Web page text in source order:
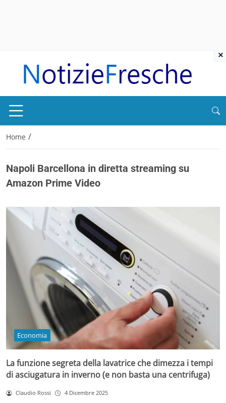
Home /
Napoli Barcellona in diretta streaming su
Amazon Prime Video
Economia
La funzione segreta della lavatrice che dimezza i tempi
di asciugatura in inverno (e non basta una centrifuga)
Claudio Rossi 4 Dicembre 2025
×